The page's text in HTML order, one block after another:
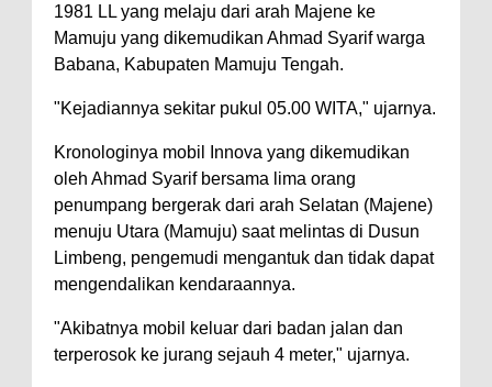
1981 LL yang melaju dari arah Majene ke
Mamuju yang dikemudikan Ahmad Syarif warga
Babana, Kabupaten Mamuju Tengah.
"Kejadiannya sekitar pukul 05.00 WITA," ujarnya.
Kronologinya mobil Innova yang dikemudikan
oleh Ahmad Syarif bersama lima orang
penumpang bergerak dari arah Selatan (Majene)
menuju Utara (Mamuju) saat melintas di Dusun
Limbeng, pengemudi mengantuk dan tidak dapat
mengendalikan kendaraannya.
"Akibatnya mobil keluar dari badan jalan dan
terperosok ke jurang sejauh 4 meter," ujarnya.